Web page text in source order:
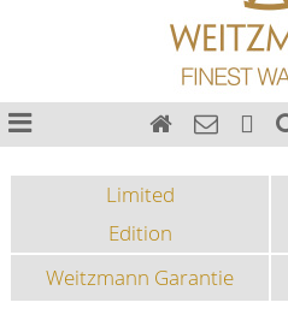
Limited
Edition
Weitzmann Garantie